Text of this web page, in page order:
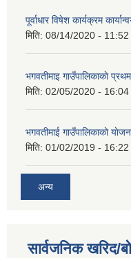
पूर्वाधार विषेश कार्यक्रम
मिति: 08/14/2020 - 11:52
भगवतीमाइ गाउँपालिकाकाे
मिति: 02/05/2020 - 16:04
भगवतीमाई गाउँपालिकाको
मिति: 01/02/2019 - 16:22
अन्य
सार्वजनिक खरिद/